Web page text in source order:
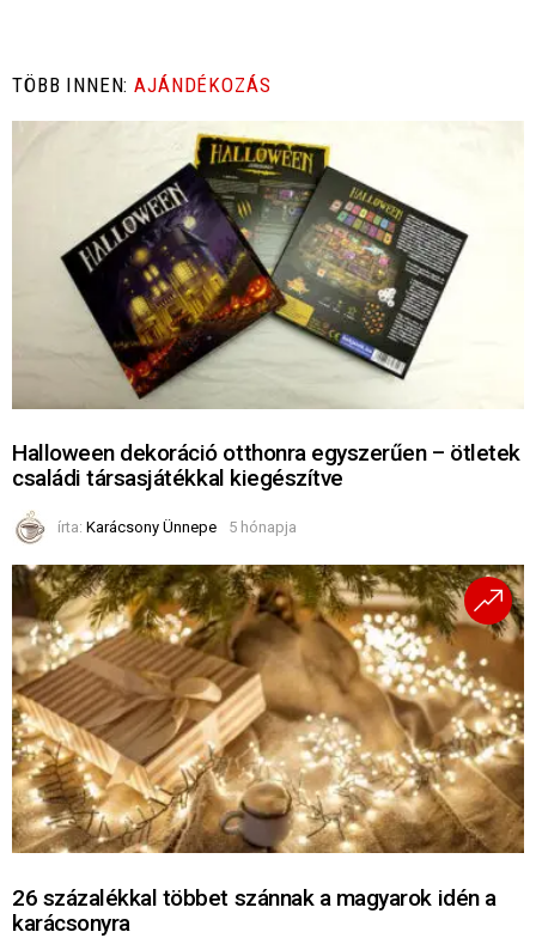
TÖBB INNEN:AJÁNDÉKOZÁS
Halloween dekoráció otthonra egyszerűen – ötletek
családi társasjátékkal kiegészítve
írta: Karácsony Ünnepe 5 hónapja
26 százalékkal többet szánnak a magyarok idén a
karácsonyra